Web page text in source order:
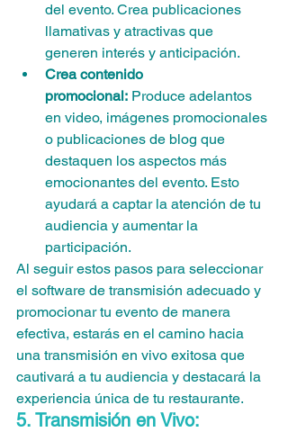
del evento. Crea publicaciones
llamativas y atractivas que
generen interés y anticipación.
Crea contenido
promocional: Produce adelantos
en video, imágenes promocionales
o publicaciones de blog que
destaquen los aspectos más
emocionantes del evento. Esto
ayudará a captar la atención de tu
audiencia y aumentar la
participación.
Al seguir estos pasos para seleccionar
el software de transmisión adecuado y
promocionar tu evento de manera
efectiva, estarás en el camino hacia
una transmisión en vivo exitosa que
cautivará a tu audiencia y destacará la
experiencia única de tu restaurante.
5. Transmisión en Vivo: